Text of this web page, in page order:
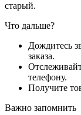
старый.
Что дальше?
Дождитесь
заказа.
телефону.
Получите
Важно запомнить